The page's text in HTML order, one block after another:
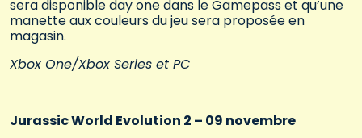
sera disponible day one dans le Gamepass et qu’une
manette aux couleurs du jeu sera proposée en
magasin.
Xbox One/Xbox Series et PC
Jurassic World Evolution 2 – 09 novembre